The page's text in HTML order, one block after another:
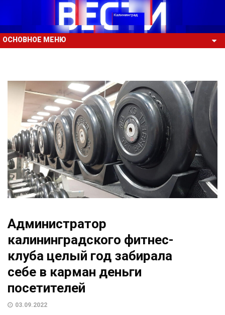
ОСНОВНОЕ МЕНЮ
Администратор
калининградского фитнес-
клуба целый год забирала
себе в карман деньги
посетителей
03.09.2022